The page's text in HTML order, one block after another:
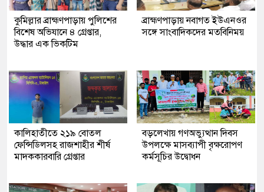
কুমিল্লার ব্রাহ্মণপাড়ায় পুলিশের
বিশেষ অভিযানে ৪ গ্রেপ্তার,
উদ্ধার এক ভিকটিম
ব্রাহ্মণপাড়ায় নবাগত ইউএনওর
সঙ্গে সাংবাদিকদের মতবিনিময়
কালিহাতীতে ২১৯ বোতল
ফেন্সিডিলসহ রাজশাহীর শীর্ষ
মাদককারবারি গ্রেপ্তার
বড়লেখায় গণঅভ্যুত্থান দিবস
উপলক্ষে মাসব্যাপী বৃক্ষরোপণ
কর্মসূচির উদ্বোধন